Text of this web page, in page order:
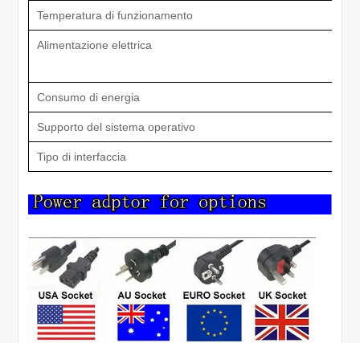
Temperatura di funzionamento
Alimentazione elettrica
Consumo di energia
Supporto del sistema operativo
Tipo di interfaccia